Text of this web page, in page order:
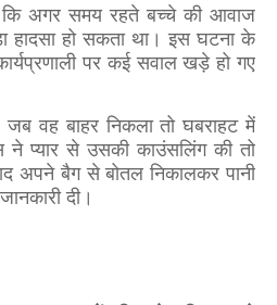
कि अगर समय रहते बच्चे की आवाज
हादसा हो सकता था। इस घटना के
पर कई सवाल खड़े हो गए
वह बाहर निकला तो घबराहट में
ने प्यार से उसकी काउंसलिंग की तो
बैग से बोतल निकालकर पानी
दी।